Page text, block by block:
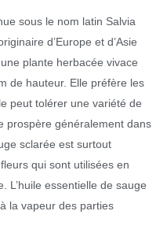
sous le nom latin Salvia
d’Europe et d’Asie
plante herbacée vivace
de hauteur. Elle préfère les
peut tolérer une variété de
prospère généralement dans
sclarée est surtout
qui sont utilisées en
L’huile essentielle de sauge
la vapeur des parties